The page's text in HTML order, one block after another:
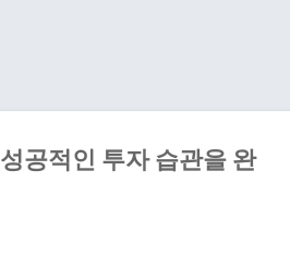
공적인 투자 습관을 완